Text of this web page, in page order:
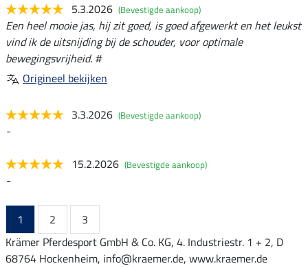
5.3.2026 (Bevestigde aankoop)
Een heel mooie jas, hij zit goed, is goed afgewerkt en het leukst
vind ik de uitsnijding bij de schouder, voor optimale
bewegingsvrijheid. #
Origineel bekijken
3.3.2026 (Bevestigde aankoop)
-
15.2.2026 (Bevestigde aankoop)
-
1 2
3
Krämer Pferdesport GmbH & Co. KG, 4. Industriestr. 1 + 2, D
68764 Hockenheim, info@kraemer.de, www.kraemer.de